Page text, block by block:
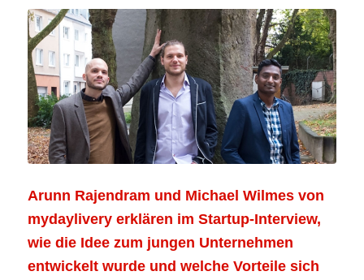
Arunn Rajendram und Michael Wilmes von
mydayliveryerklären im Startup-Interview,
wie die Idee zum jungen Unternehmen
entwickelt wurde und welche Vorteile sich